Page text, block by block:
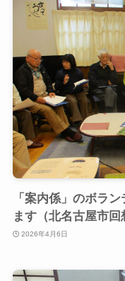
「案内係」のボラ
ます（北名古屋市回
2026年4月6日